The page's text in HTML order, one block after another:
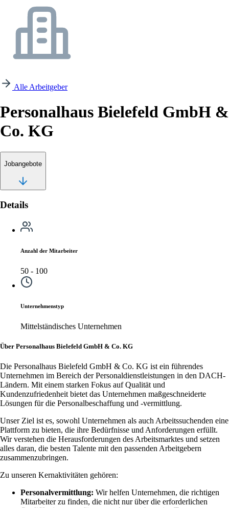
Alle Arbeitgeber
Personalhaus Bielefeld GmbH &
Co. KG
Jobangebote
Details
Anzahl der Mitarbeiter
50 - 100
Unternehmenstyp
Mittelständisches Unternehmen
Über Personalhaus Bielefeld GmbH & Co. KG
Die Personalhaus Bielefeld GmbH & Co. KG ist ein führendes
Unternehmen im Bereich der Personaldienstleistungen in den DACH-
Ländern. Mit einem starken Fokus auf Qualität und
Kundenzufriedenheit bietet das Unternehmen maßgeschneiderte
Lösungen für die Personalbeschaffung und -vermittlung.
Unser Ziel ist es, sowohl Unternehmen als auch Arbeitssuchenden eine
Plattform zu bieten, die ihre Bedürfnisse und Anforderungen erfüllt.
Wir verstehen die Herausforderungen des Arbeitsmarktes und setzen
alles daran, die besten Talente mit den passenden Arbeitgebern
zusammenzubringen.
Zu unseren Kernaktivitäten gehören:
Personalvermittlung: Wir helfen Unternehmen, die richtigen
Mitarbeiter zu finden, die nicht nur über die erforderlichen